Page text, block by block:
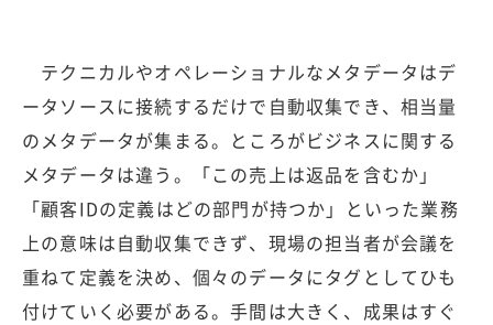
テクニカルやオペレーショナルなメタデータはデ
ータソースに接続するだけで自動収集でき、相当量
のメタデータが集まる。ところがビジネスに関する
メタデータは違う。「この売上は返品を含むか」
「顧客IDの定義はどの部門が持つか」といった業務
上の意味は自動収集できず、現場の担当者が会議を
重ねて定義を決め、個々のデータにタグとしてひも
付けていく必要がある。手間は大きく、成果はすぐ